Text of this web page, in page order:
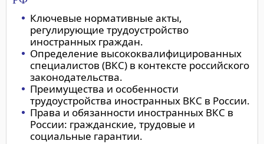
Ключевые нормативные акты,
регулирующие трудоустройство
иностранных граждан.
Определение высококвалифицированных
специалистов (ВКС) в контексте российского
законодательства.
Преимущества и особенности
трудоустройства иностранных ВКС в России.
Права и обязанности иностранных ВКС в
России: гражданские, трудовые и
социальные гарантии.